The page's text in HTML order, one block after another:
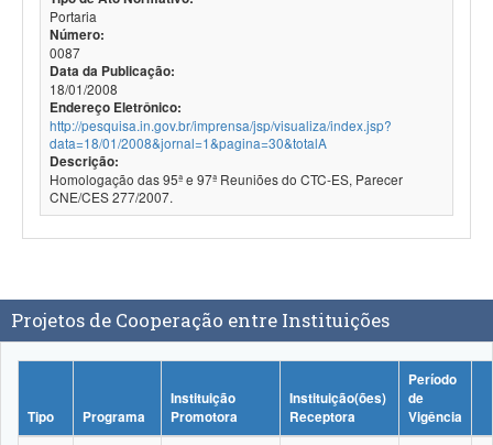
Portaria
Número:
0087
Data da Publicação:
18/01/2008
Endereço Eletrônico:
http://pesquisa.in.gov.br/imprensa/jsp/visualiza/index.jsp?
data=18/01/2008&jornal=1&pagina=30&totalA
Descrição:
Homologação das 95ª e 97ª Reuniões do CTC-ES, Parecer
CNE/CES 277/2007.
Projetos de Cooperação entre Instituições
Tipo Programa
Instituição
Promotora
Instituição(ões)
Receptora
Período
de
Vigência